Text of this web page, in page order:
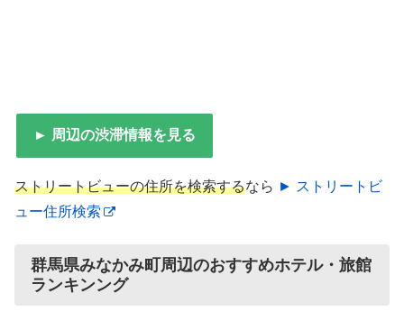
► 周辺の渋滞情報を見る
ストリートビューの住所を検索するなら ► ストリートビ
ュー住所検索
群馬県みなかみ町周辺のおすすめホテル・旅館
ランキンング